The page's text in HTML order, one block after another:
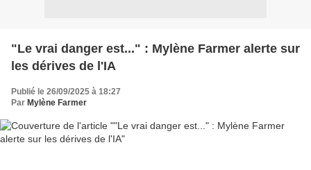
"Le vrai danger est..." : Mylène Farmer alerte sur
les dérives de l'IA
Publié le 26/09/2025 à 18:27
Par Mylène Farmer